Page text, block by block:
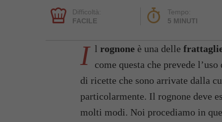
Difficoltà:
FACILE
Tempo:
5 MINUTI
I l rognone è una delle
come questa che prevede l’uso
di ricette che sono arrivate dalla
particolarmente. Il rognone deve
molti modi. Noi procediamo in